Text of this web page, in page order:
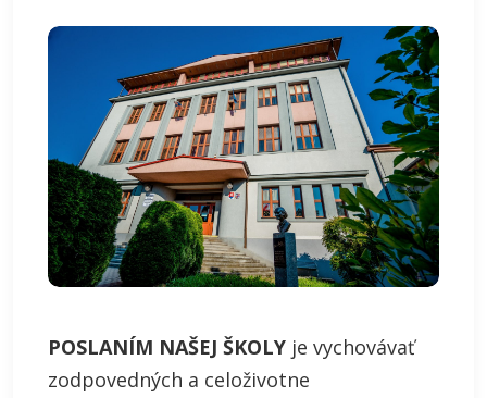
POSLANÍM NAŠEJ ŠKOLY je vychovávať
zodpovedných a celoživotne